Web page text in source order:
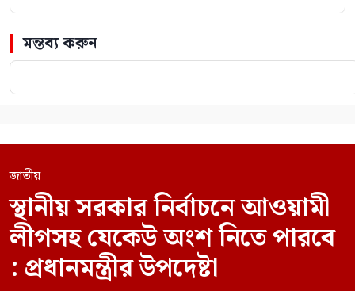
মন্তব্য করুন
জাতীয়
স্থানীয় সরকার নির্বাচনে আওয়ামী
লীগসহ যেকেউ অংশ নিতে পারবে
: প্রধানমন্ত্রীর উপদেষ্টা